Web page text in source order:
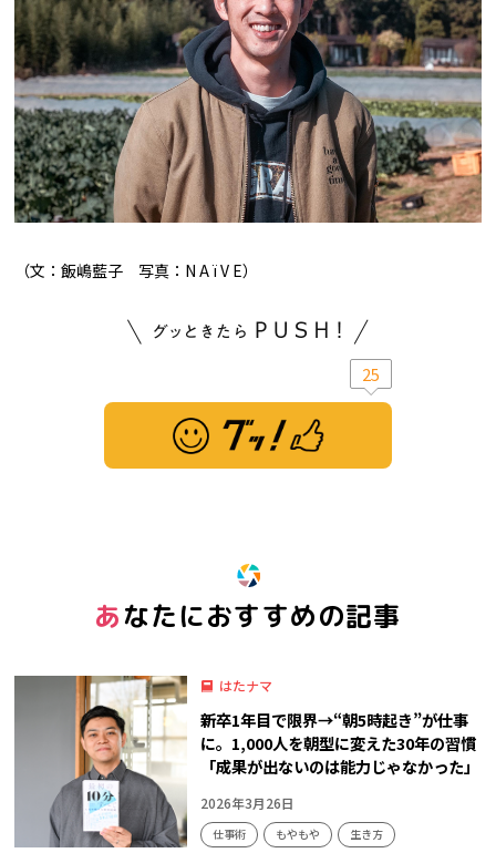
（文：飯嶋藍子 写真：N A ï V E）
25
あなたにおすすめの記事
はたナマ
新卒1年目で限界→“朝5時起き”が仕事
に。1,000人を朝型に変えた30年の習慣
「成果が出ないのは能力じゃなかった」
2026年3月26日
仕事術 もやもや 生き方